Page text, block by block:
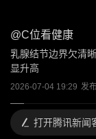
@C位看健康
乳腺结节边界欠清
显升高
2026-07-04 19:29 发
打开腾讯新闻